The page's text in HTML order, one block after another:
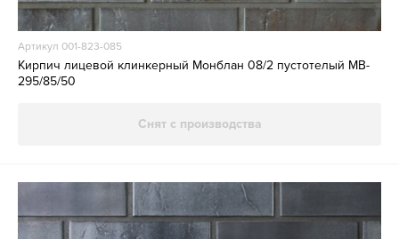
Артикул 001-823-085
Кирпич лицевой клинкерный Монблан 08/2 пустотелый MB-
295/85/50
Снят с производства